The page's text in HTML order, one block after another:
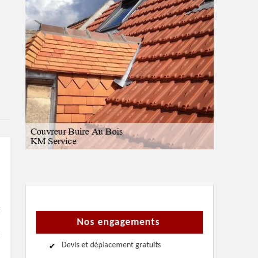
Nos engagements
Devis et déplacement gratuits